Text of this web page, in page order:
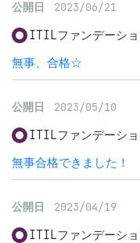
公開日 2023/06/21
ITILファンデーシ
無事、合格☆
公開日 2023/05/10
ITILファンデーシ
無事合格できました！
公開日 2023/04/19
ITILファンデーシ